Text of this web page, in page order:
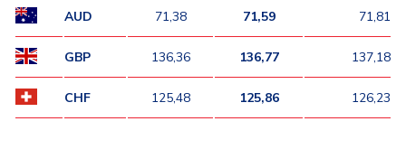
AUD 71,38 71,59 71,81
GBP 136,36 136,77 137,18
CHF 125,48 125,86 126,23